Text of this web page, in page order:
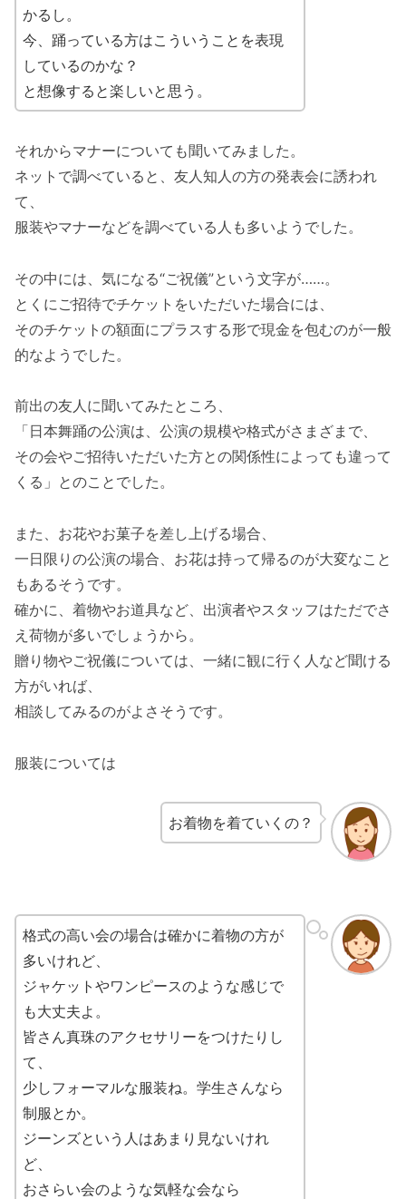
かるし。
今、踊っている方はこういうことを表現
しているのかな？
と想像すると楽しいと思う。
それからマナーについても聞いてみました。
ネットで調べていると、友人知人の方の発表会に誘われ
て、
服装やマナーなどを調べている人も多いようでした。
その中には、気になる“ご祝儀”という文字が……。
とくにご招待でチケットをいただいた場合には、
そのチケットの額面にプラスする形で現金を包むのが一般
的なようでした。
前出の友人に聞いてみたところ、
「日本舞踊の公演は、公演の規模や格式がさまざまで、
その会やご招待いただいた方との関係性によっても違って
くる」とのことでした。
また、お花やお菓子を差し上げる場合、
一日限りの公演の場合、お花は持って帰るのが大変なこと
もあるそうです。
確かに、着物やお道具など、出演者やスタッフはただでさ
え荷物が多いでしょうから。
贈り物やご祝儀については、一緒に観に行く人など聞ける
方がいれば、
相談してみるのがよさそうです。
服装については
お着物を着ていくの？
格式の高い会の場合は確かに着物の方が
多いけれど、
ジャケットやワンピースのような感じで
も大丈夫よ。
皆さん真珠のアクセサリーをつけたりし
て、
少しフォーマルな服装ね。学生さんなら
制服とか。
ジーンズという人はあまり見ないけれ
ど、
おさらい会のような気軽な会なら